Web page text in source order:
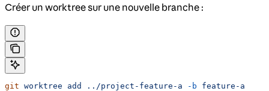
Créer un worktree sur une nouvelle branche :
git worktree add ../project-feature-a -b feature-a